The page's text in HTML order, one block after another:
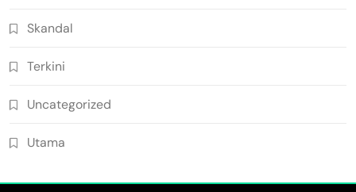
Skandal
Terkini
Uncategorized
Utama